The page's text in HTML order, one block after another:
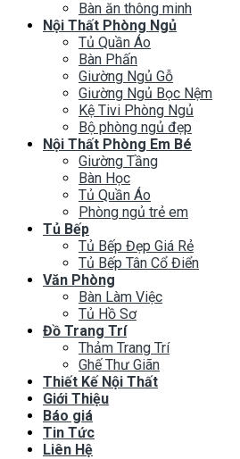
Bàn ăn thông minh
Nội Thất Phòng Ngủ
Tủ Quần Áo
Bàn Phấn
Giường Ngủ Gỗ
Giường Ngủ Bọc Nệm
Kệ Tivi Phòng Ngủ
Bộ phòng ngủ đẹp
Nội Thất Phòng Em Bé
Giường Tầng
Bàn Học
Tủ Quần Áo
Phòng ngủ trẻ em
Tủ Bếp
Tủ Bếp Đẹp Giá Rẻ
Tủ Bếp Tân Cổ Điển
Văn Phòng
Bàn Làm Việc
Tủ Hồ Sơ
Đồ Trang Trí
Thảm Trang Trí
Ghế Thư Giãn
Thiết Kế Nội Thất
Giới Thiệu
Báo giá
Tin Tức
Liên Hệ